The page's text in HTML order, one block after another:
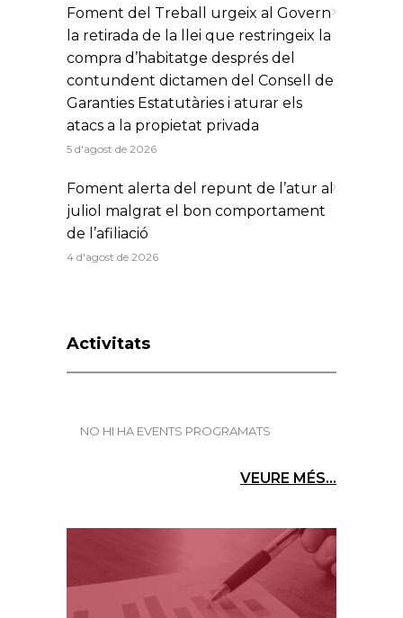
Foment del Treball urgeix al Govern
la retirada de la llei que restringeix la
compra d’habitatge després del
contundent dictamen del Consell de
Garanties Estatutàries i aturar els
atacs a la propietat privada
5 d'agost de 2026
Foment alerta del repunt de l’atur al
juliol malgrat el bon comportament
de l’afiliació
4 d'agost de 2026
Activitats
NO HI HA EVENTS PROGRAMATS
VEURE MÉS...